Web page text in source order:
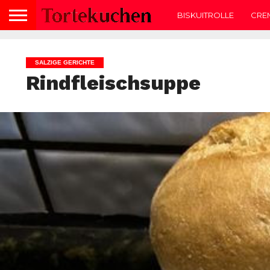
BISKUITROLLE
SALZIGE GERICHTE
Rindfleischsuppe